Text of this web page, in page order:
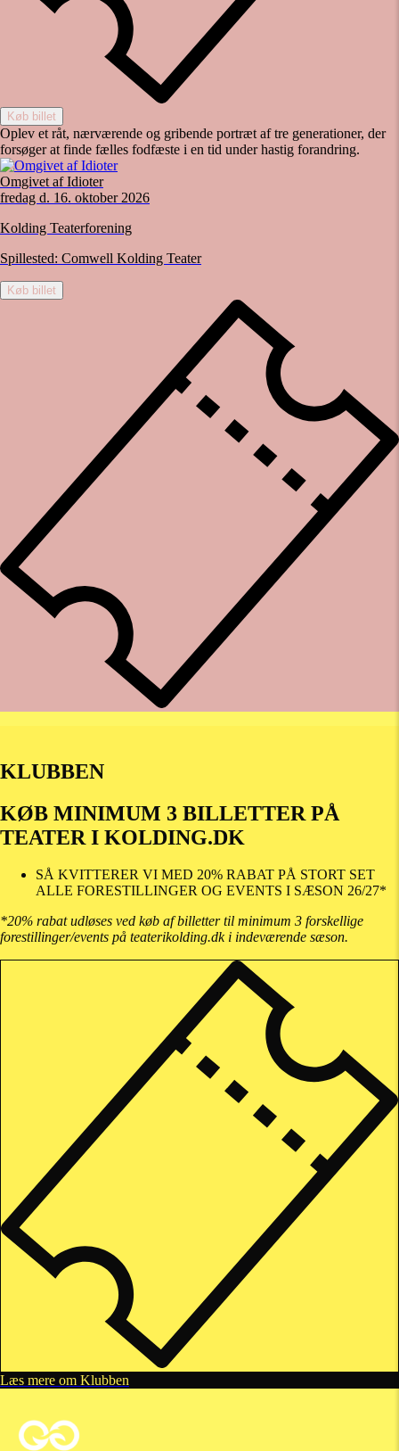
Køb billet
Oplev et råt, nærværende og gribende portræt af tre generationer, der
forsøger at finde fælles fodfæste i en tid under hastig forandring.
Omgivet af Idioter
fredag d. 16. oktober 2026
Kolding Teaterforening
Spillested: Comwell Kolding Teater
Køb billet
KLUBBEN
KØB MINIMUM 3 BILLETTER PÅ
TEATER I KOLDING.DK
SÅ KVITTERER VI MED 20% RABAT PÅ STORT SET
ALLE FORESTILLINGER OG EVENTS I SÆSON 26/27*
*20% rabat udløses ved køb af billetter til minimum 3 forskellige
forestillinger/events på teaterikolding.dk i indeværende sæson.
Læs mere om Klubben